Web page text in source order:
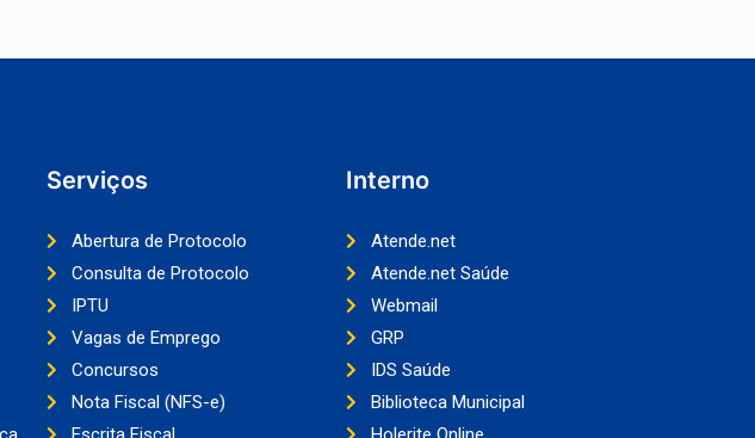
Serviços
Abertura de Protocolo
Consulta de Protocolo
IPTU
Vagas de Emprego
Concursos
Nota Fiscal (NFS-e)
Interno
Atende.net
Atende.net Saúde
Webmail
GRP
IDS Saúde
Biblioteca Municipal